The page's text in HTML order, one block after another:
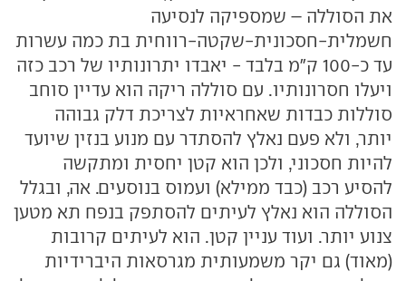
את הסוללה – שמספיקה לנסיעה
חשמלית-חסכונית-שקטה-רווחית בת כמה עשרות
עד כ-100 ק"מ בלבד - יאבדו יתרונותיו של רכב כזה
ויעלו חסרונותיו. עם סוללה ריקה הוא עדיין סוחב
סוללות כבדות שאחראיות לצריכת דלק גבוהה
יותר, ולא פעם נאלץ להסתדר עם מנוע בנזין שיועד
להיות חסכוני, ולכן הוא קטן יחסית ומתקשה
להסיע רכב (כבד ממילא) ועמוס בנוסעים. אה, ובגלל
הסוללה הוא נאלץ לעיתים להסתפק בנפח תא מטען
צנוע יותר. ועוד עניין קטן. הוא לעיתים קרובות
(מאוד) גם יקר משמעותית מגרסאות היברידיות